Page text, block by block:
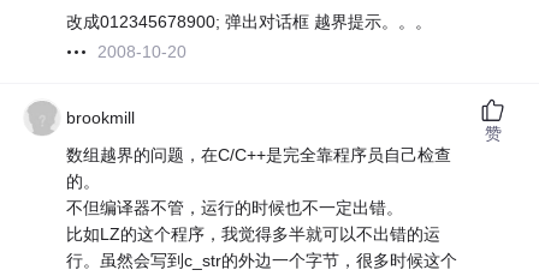
改成012345678900; 弹出对话框 越界提示。。。
2008-10-20
brookmill
数组越界的问题，在C/C++是完全靠程序员自己检查
的。
不但编译器不管，运行的时候也不一定出错。
比如LZ的这个程序，我觉得多半就可以不出错的运
行。虽然会写到c_str的外边一个字节，很多时候这个
赞